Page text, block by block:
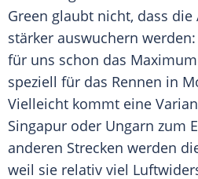
Green glaubt nicht, dass die
stärker auswuchern
für uns schon das
speziell für das Rennen in
Vielleicht kommt eine
Singapur oder Ungarn zum
anderen Strecken werden
weil sie relativ viel